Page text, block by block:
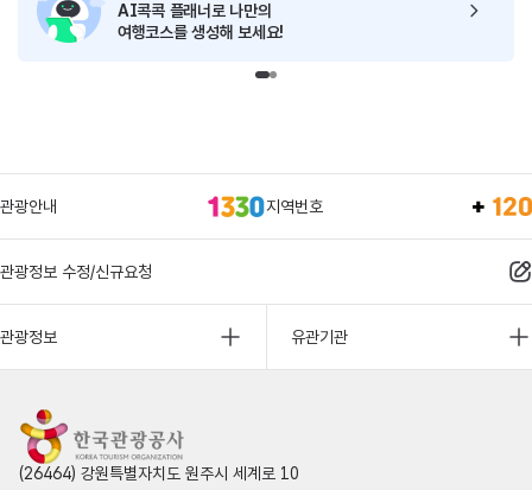
AI콕콕 플래너로 나만의
여행코스를 생성해 보세요!
관광안내 지역번호
관광정보 수정/신규요청
관광정보 유관기관
(26464) 강원특별자치도 원주시 세계로 10